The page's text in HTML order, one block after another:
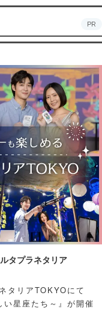
PR
タプラネタリア
タリアTOKYOにて
い星座たち～』が開催